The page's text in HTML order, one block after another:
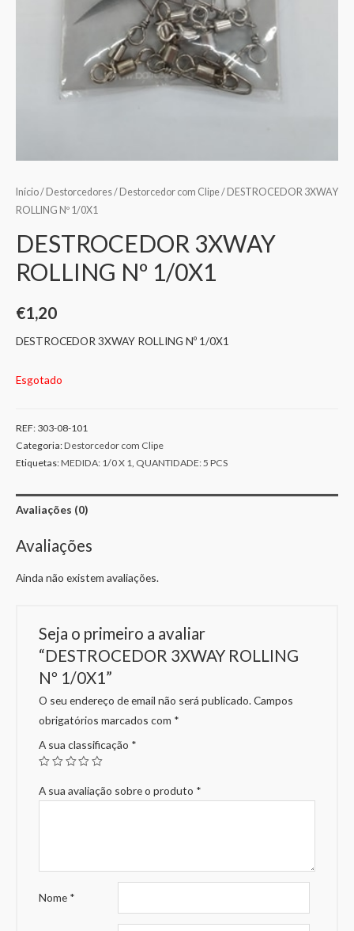
Início/ Destorcedores/ Destorcedor com Clipe/ DESTROCEDOR 3XWAY
ROLLING Nº 1/0X1
DESTROCEDOR 3XWAY
ROLLING Nº 1/0X1
€1,20
DESTROCEDOR 3XWAY ROLLING Nº 1/0X1
Esgotado
REF: 303-08-101
Categoria:Destorcedor com Clipe
Etiquetas:MEDIDA: 1/0 X 1 QUANTIDADE: 5 PCS
Avaliações (0)
Avaliações
Ainda não existem avaliações.
Seja o primeiro a avaliar
“DESTROCEDOR 3XWAY ROLLING
Nº 1/0X1”
O seu endereço de email não será publicado. Campos
obrigatórios marcados com *
A sua classificação *
A sua avaliação sobre o produto *
Nome *